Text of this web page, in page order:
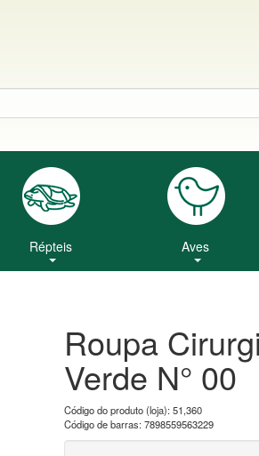
Répteis Aves
Roupa
Verde N° 00
Código do produto (loja): 51,360
Código de barras: 7898559563229